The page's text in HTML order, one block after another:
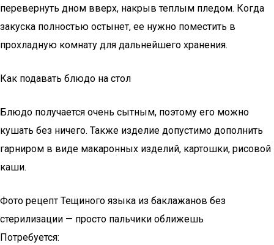
перевернуть дном вверх, накрыв теплым пледом. Когда
закуска полностью остынет, ее нужно поместить в
прохладную комнату для дальнейшего хранения.
Как подавать блюдо на стол
Блюдо получается очень сытным, поэтому его можно
кушать без ничего. Также изделие допустимо дополнить
гарниром в виде макаронных изделий, картошки, рисовой
каши.
Фото рецепт Тещиного языка из баклажанов без
стерилизации — просто пальчики оближешь
Потребуется: